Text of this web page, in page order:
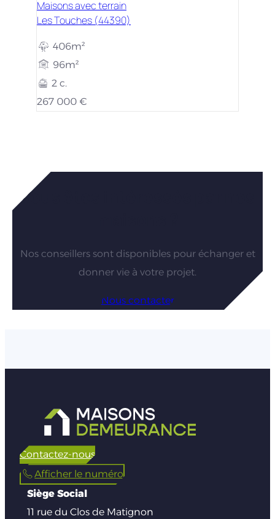
Maisons avec terrain
Les Touches (44390)
406m²
96m²
2 c.
267 000 €
Vous êtes intéressés par nos
Nos conseillers sont disponibles pour échanger et
donner vie à votre projet.
Nous contacter
Contactez-nous
Afficher le numéro
Siège Social
11 rue du Clos de Matignon